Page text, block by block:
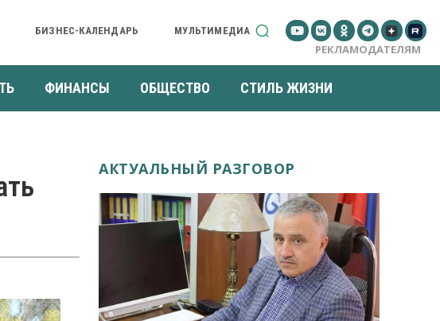
БИЗНЕС-КАЛЕНДАРЬ МУЛЬТИМЕДИА
РЕКЛАМОДАТЕЛЯМ
ФИНАНСЫ ОБЩЕСТВО СТИЛЬ ЖИЗНИ
АКТУАЛЬНЫЙ РАЗГОВОР